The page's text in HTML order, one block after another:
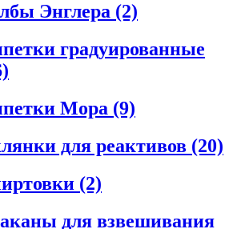
Энглера (2)
градуированные
Мора (9)
для реактивов (20)
(2)
для взвешивания